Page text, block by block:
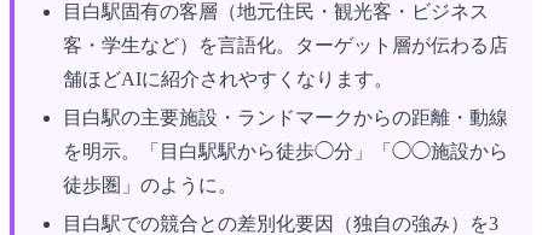
目白駅固有の客層（地元住民・観光客・ビジネス
客・学生など）を言語化。ターゲット層が伝わる店
舗ほどAIに紹介されやすくなります。
目白駅の主要施設・ランドマークからの距離・動線
を明示。「目白駅駅から徒歩◯分」「◯◯施設から
徒歩圏」のように。
目白駅での競合との差別化要因（独自の強み）を3